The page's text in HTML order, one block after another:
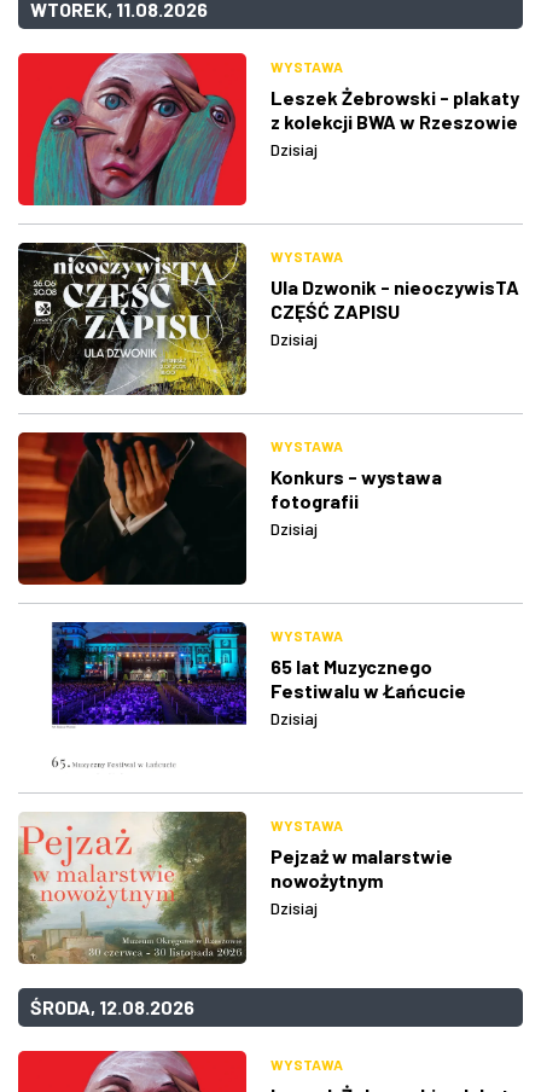
WTOREK, 11.08.2026
WYSTAWA
Leszek Żebrowski - plakaty
z kolekcji BWA w Rzeszowie
Dzisiaj
WYSTAWA
Ula Dzwonik - nieoczywisTA
CZĘŚĆ ZAPISU
Dzisiaj
WYSTAWA
Konkurs - wystawa
fotografii
Dzisiaj
WYSTAWA
65 lat Muzycznego
Festiwalu w Łańcucie
Dzisiaj
WYSTAWA
Pejzaż w malarstwie
nowożytnym
Dzisiaj
ŚRODA, 12.08.2026
WYSTAWA